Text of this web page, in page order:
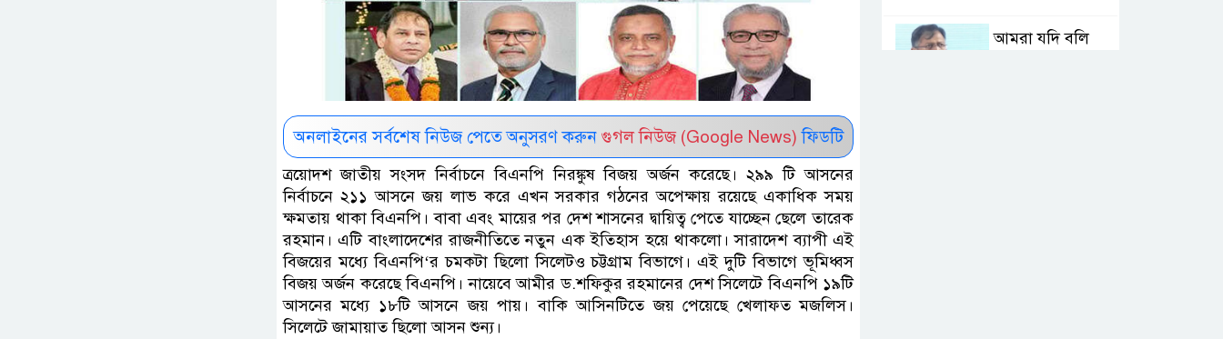
অনলাইনের সর্বশেষ নিউজ পেতে অনুসরণ করুন গুগল নিউজ (Google News) ফিডটি
ত্রয়োদশ জাতীয় সংসদ নির্বাচনে বিএনপি নিরঙ্কুষ বিজয় অর্জন করেছে। ২৯৯ টি আসনের
নির্বাচনে ২১১ আসনে জয় লাভ করে এখন সরকার গঠনের অপেক্ষায় রয়েছে একাধিক সময়
ক্ষমতায় থাকা বিএনপি। বাবা এবং মায়ের পর দেশ শাসনের দ্বায়িত্ব পেতে যাচ্ছেন ছেলে তারেক
রহমান। এটি বাংলাদেশের রাজনীতিতে নতুন এক ইতিহাস হয়ে থাকলো। সারাদেশ ব্যাপী এই
বিজয়ের মধ্যে বিএনপি‘র চমকটা ছিলো সিলেটও চট্টগ্রাম বিভাগে। এই দুটি বিভাগে ভূমিধ্বস
বিজয় অর্জন করেছে বিএনপি। নায়েবে আমীর ড.শফিকুর রহমানের দেশ সিলেটে বিএনপি ১৯টি
আসনের মধ্যে ১৮টি আসনে জয় পায়। বাকি আসিনটিতে জয় পেয়েছে খেলাফত মজলিস।
সিলেটে জামায়াত ছিলো আসন শুন্য।
আমরা যদি বলি